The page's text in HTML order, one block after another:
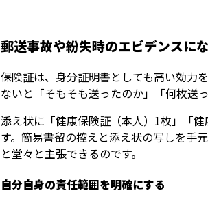
郵送事故や紛失時のエビデンスに
保険証は、身分証明書としても高い効力
ないと「そもそも送ったのか」「何枚送
添え状に「健康保険証（本人）1枚」「
す。簡易書留の控えと添え状の写しを手
と堂々と主張できるのです。
自分自身の責任範囲を明確にする